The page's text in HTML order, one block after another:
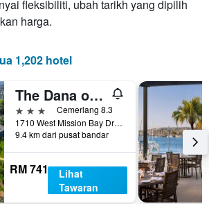
fleksibiliti, ubah tarikh yang dipilih
harga.
1,202 hotel
The Dana on Mission Bay
3 bintangCemerlang 8.3
1710 West Mission Bay Drive, San Diego, CA, Amerika Syarikat
9.4 km dari pusat bandar
RM 741
Lihat
Tawaran